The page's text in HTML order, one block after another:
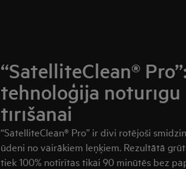
“SatelliteClean®
tehnoloģija noturīgu
tīrīšanai
“SatelliteClean® Pro” ir divi rotējoši
ūdeni no vairākiem leņķiem. Rezultātā
tiek 100% notīrītas tikai 90 minūtēs bez